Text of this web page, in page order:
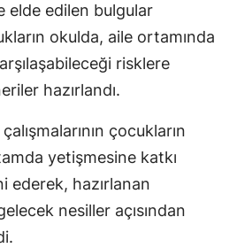
elde edilen bulgular
okulda, aile ortamında
risklere
hazırlandı.
çocukların
yetişmesine katkı
ederek, hazırlanan
nesiller açısından